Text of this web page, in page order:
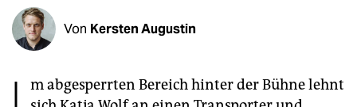
unterstützen
abo
Von Kersten Augustin
m abgesperrten Bereich hinter der Bühne lehnt